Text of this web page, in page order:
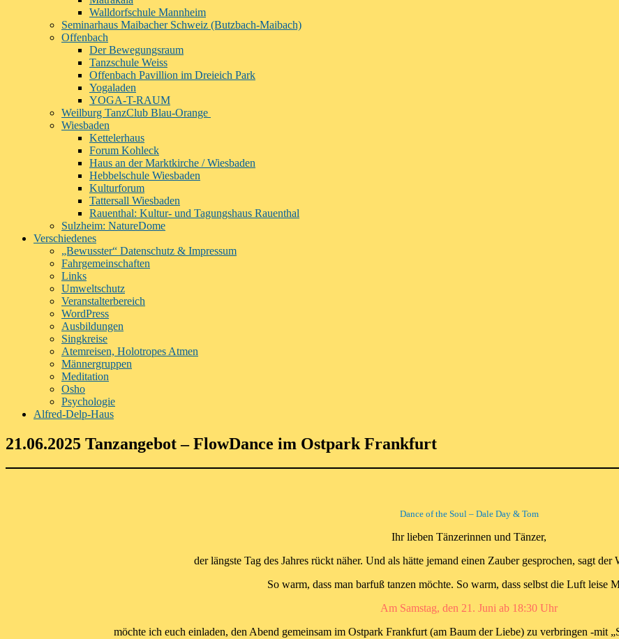
Walldorfschule Mannheim
Seminarhaus Maibacher Schweiz (Butzbach-Maibach)
Offenbach
Der Bewegungsraum
Tanzschule Weiss
Offenbach Pavillion im Dreieich Park
Yogaladen
YOGA-T-RAUM
Weilburg TanzClub Blau-Orange
Wiesbaden
Kettelerhaus
Forum Kohleck
Haus an der Marktkirche / Wiesbaden
Hebbelschule Wiesbaden
Kulturforum
Tattersall Wiesbaden
Rauenthal: Kultur- und Tagungshaus Rauenthal
Sulzheim: NatureDome
Verschiedenes
„Bewusster“ Datenschutz & Impressum
Fahrgemeinschaften
Links
Umweltschutz
Veranstalterbereich
WordPress
Ausbildungen
Singkreise
Atemreisen, Holotropes Atmen
Männergruppen
Meditation
Osho
Psychologie
Alfred-Delp-Haus
21.06.2025 Tanzangebot – FlowDance im Ostpark Frankfurt
Dance of the Soul – Dale Day & Tom
Ihr lieben Tänzerinnen und Tänzer,
der längste Tag des Jahres rückt näher. Und als hätte jemand einen Zauber gesprochen, sagt
So warm, dass man barfuß tanzen möchte. So warm, dass selbst die Luft leise
Am Samstag, den 21. Juni ab 18:30 Uhr
möchte ich euch einladen, den Abend gemeinsam im Ostpark Frankfurt (am Baum der Liebe) zu verbringen -mit